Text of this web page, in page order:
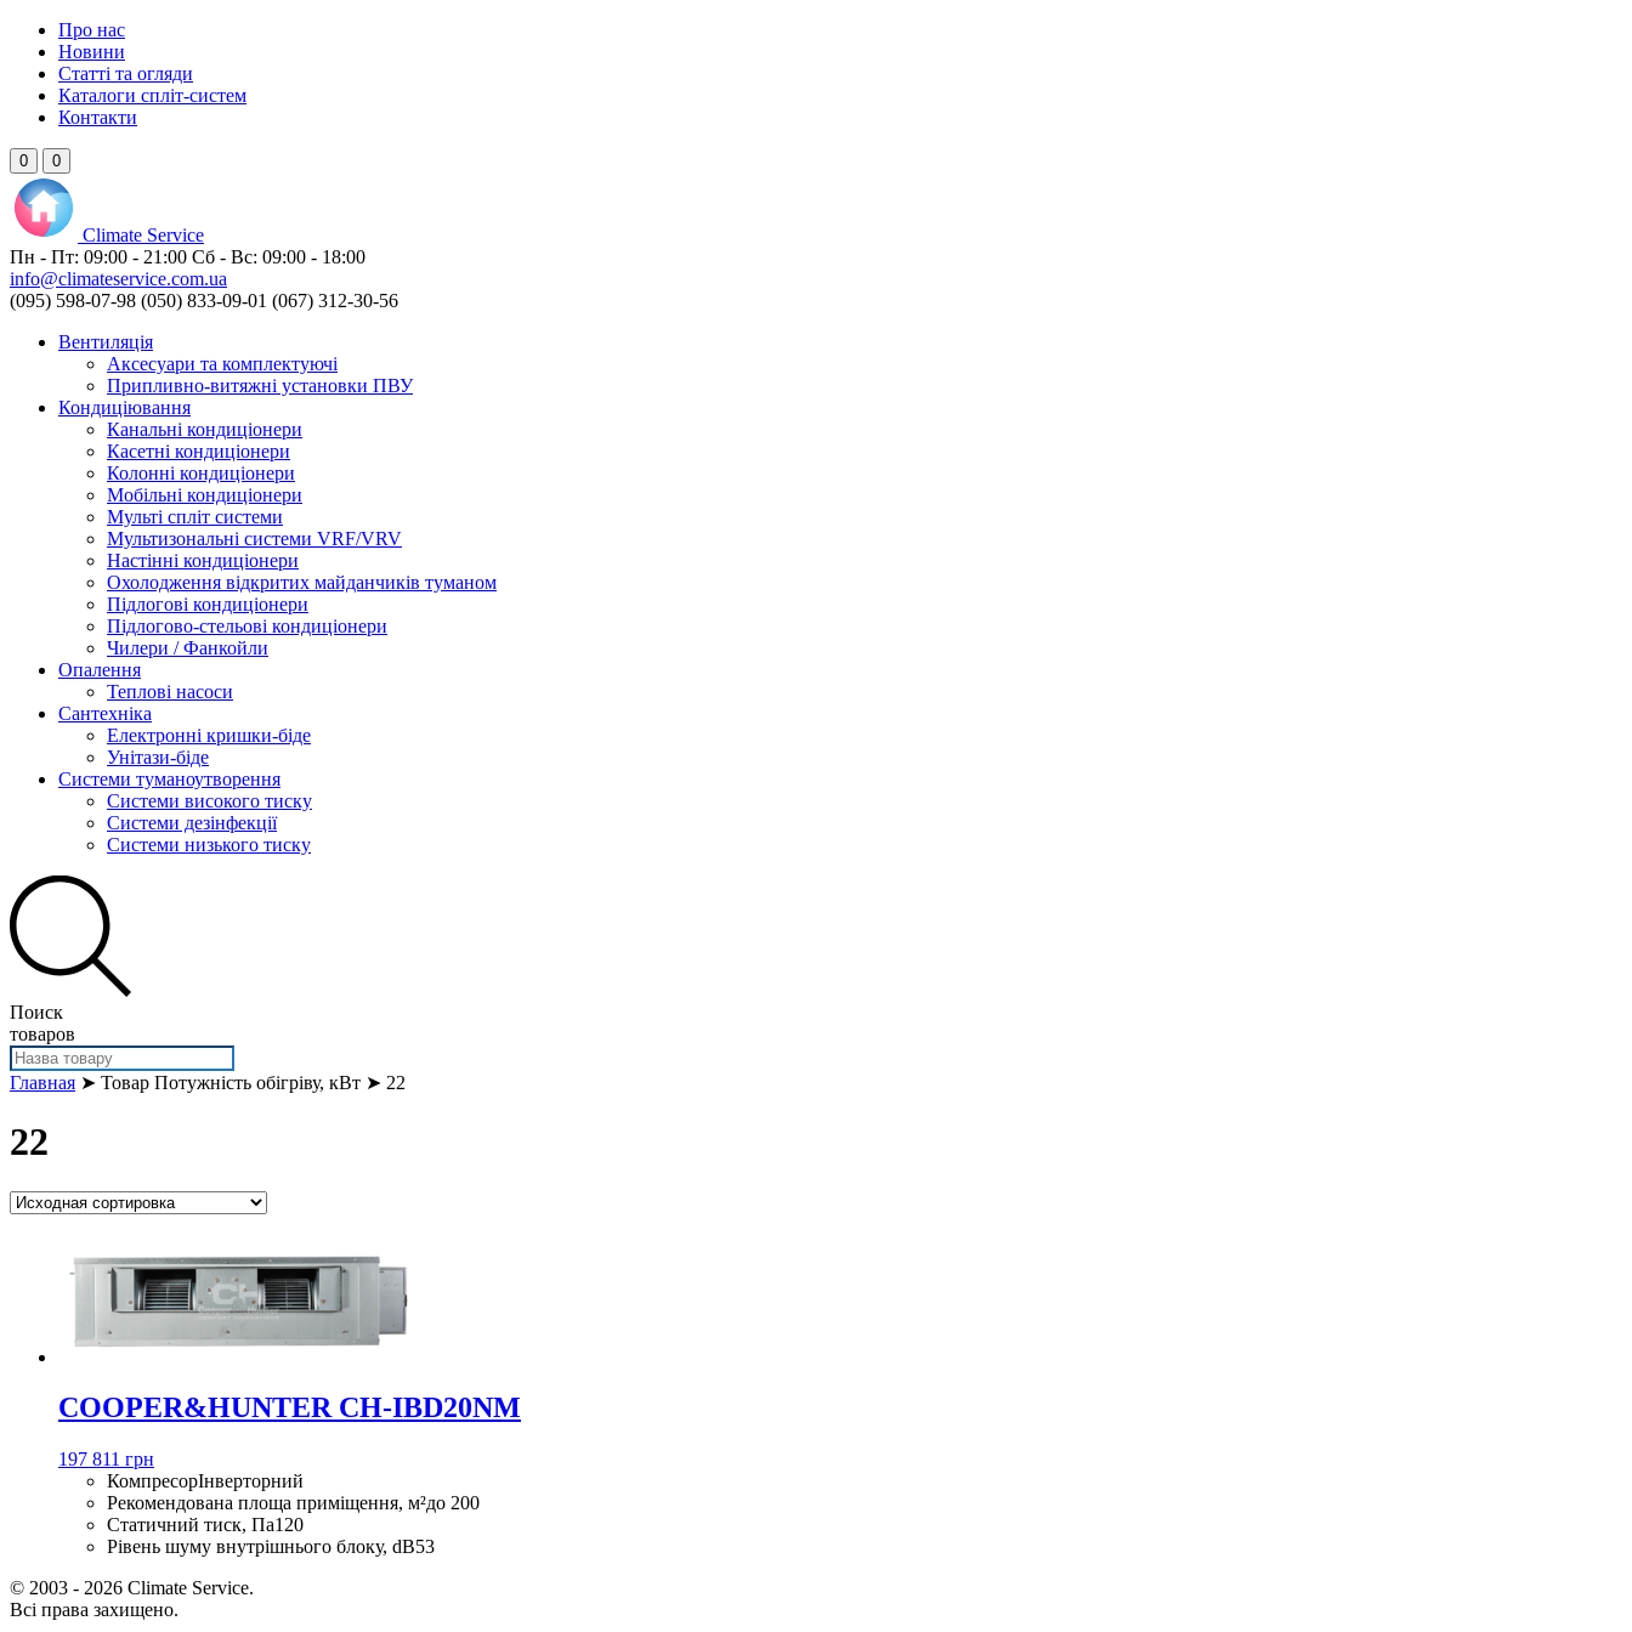
Про нас
Новини
Статті та огляди
Каталоги спліт-систем
Контакти
0 0
Climate Service
Пн - Пт: 09:00 - 21:00 Сб - Вс: 09:00 - 18:00
info@climateservice.com.ua
(095) 598-07-98 (050) 833-09-01 (067) 312-30-56
Вентиляція
Аксесуари та комплектуючі
Припливно-витяжні установки ПВУ
Кондиціювання
Канальні кондиціонери
Касетні кондиціонери
Колонні кондиціонери
Мобільні кондиціонери
Мульті спліт системи
Мультизональні системи VRF/VRV
Настінні кондиціонери
Охолодження відкритих майданчиків туманом
Підлогові кондиціонери
Підлогово-стельові кондиціонери
Чилери / Фанкойли
Опалення
Теплові насоси
Сантехніка
Електронні кришки-біде
Унітази-біде
Системи туманоутворення
Системи високого тиску
Системи дезінфекції
Системи низького тиску
Поиск
товаров
Главная ➤ Товар Потужність обігріву, кВт ➤ 22
22
COOPER&HUNTER CH-IBD20NM
197 811 грн
КомпресорІнверторний
Рекомендована площа приміщення, м²до 200
Статичний тиск, Па120
Рівень шуму внутрішнього блоку, dB53
© 2003 - 2026 Climate Service.
Всі права захищено.